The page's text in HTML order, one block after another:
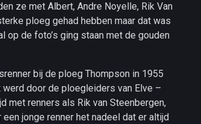
ze met Albert, Andre Noyelle, Rik Van
ploeg gehad hebben maar dat was
de foto’s ging staan met de gouden
bij de ploeg Thompson in 1955
door de ploegleiders van Elve –
met renners als Rik van Steenbergen,
jonge renner het nadeel dat er altijd